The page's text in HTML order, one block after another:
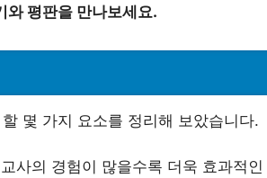
와 평판을 만나보세요.
몇 가지 요소를 정리해 보았습니다.
교사의 경험이 많을수록 더욱 효과적